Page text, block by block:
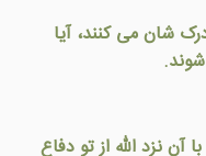
شان می کنند، آيا
آن نزد الله از تو دفاع